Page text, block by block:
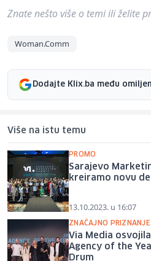
Znate nešto više o temi ili želite
Woman.Comm
Dodajte Klix.ba među
Više na istu temu
PROMO
Sarajevo
kreiramo novu
13.10.2023. u 16:07
ZNAČAJNO PRIZNANJE
Via Media
Agency of the
Drum